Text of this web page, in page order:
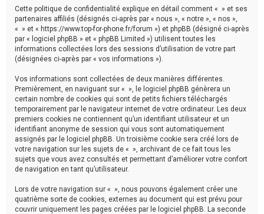
Cette politique de confidentialité explique en détail comment « » et ses
partenaires affiliés (désignés ci-après par « nous », « notre », « nos »,
« » et « https://www.top-for-phone.fr/forum ») et phpBB (désigné ci-après
par « logiciel phpBB » et « phpBB Limited ») utilisent toutes les
informations collectées lors des sessions d’utilisation de votre part
(désignées ci-après par « vos informations »).
Vos informations sont collectées de deux manières différentes.
Premièrement, en naviguant sur « », le logiciel phpBB génèrera un
certain nombre de cookies qui sont de petits fichiers téléchargés
temporairement par le navigateur internet de votre ordinateur. Les deux
premiers cookies ne contiennent qu’un identifiant utilisateur et un
identifiant anonyme de session qui vous sont automatiquement
assignés par le logiciel phpBB. Un troisième cookie sera créé lors de
votre navigation sur les sujets de « », archivant de ce fait tous les
sujets que vous avez consultés et permettant d’améliorer votre confort
de navigation en tant qu’utilisateur.
Lors de votre navigation sur « », nous pouvons également créer une
quatrième sorte de cookies, externes au document qui est prévu pour
couvrir uniquement les pages créées par le logiciel phpBB. La seconde